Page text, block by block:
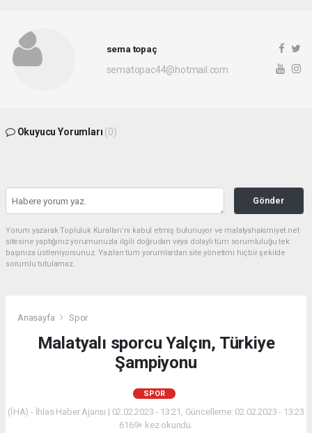
sema topaç
sematopac44@hotmail.com
Okuyucu Yorumları (0)
Gönder
Yorum yazarak Topluluk Kuralları’nı kabul etmiş bulunuyor ve malatyahakimiyet.net
sitesine yaptığınız yorumunuzla ilgili doğrudan veya dolaylı tüm sorumluluğu tek
başınıza üstleniyorsunuz. Yazılan tüm yorumlardan site yönetimi hiçbir şekilde
sorumlu tutulamaz.
Anasayfa Spor
Malatyalı sporcu Yalçın, Türkiye
Şampiyonu
SPOR
(İHA) - İhlas Haber Ajansı | 02.02.2023 - 13:21, Güncelleme: 02.02.2023 - 13:23
6169+ kez okundu.